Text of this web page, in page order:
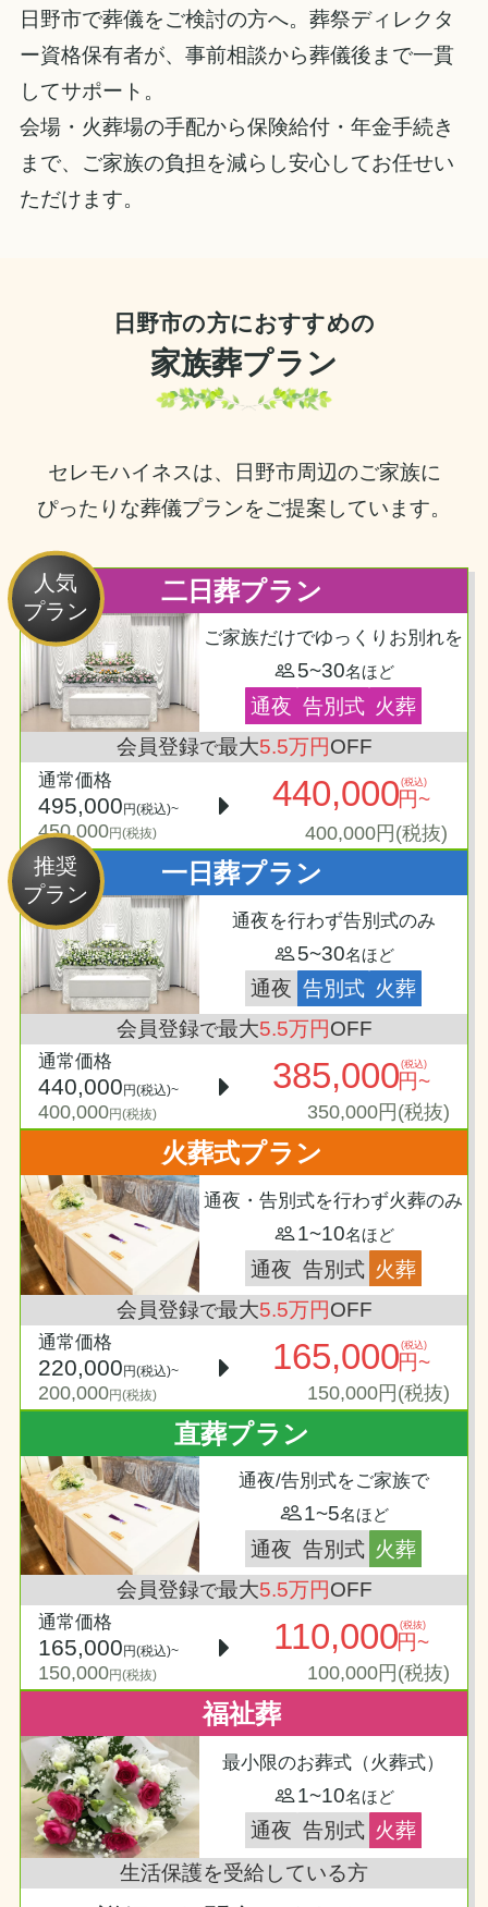
日野市で葬儀をご検討の方へ。葬祭ディレクタ
ー資格保有者が、事前相談から葬儀後まで一貫
してサポート。
会場・火葬場の手配から保険給付・年金手続き
まで、ご家族の負担を減らし安心してお任せい
ただけます。
日野市の方におすすめの
家族葬プラン
セレモハイネスは、日野市周辺のご家族に
ぴったりな葬儀プランをご提案しています。
人気
プラン
二日葬プラン
ご家族だけでゆっくりお別れを
5~30名ほど
通夜 告別式 火葬
会員登録で最大5.5万円OFF
通常価格
495,000 円(税込)~
450,000円(税抜)
440,000 (税込)
円~
400,000円(税抜)
推奨
プラン
一日葬プラン
通夜を行わず告別式のみ
5~30名ほど
通夜 告別式 火葬
会員登録で最大5.5万円OFF
通常価格
440,000 円(税込)~
400,000円(税抜)
385,000 (税込)
円~
350,000円(税抜)
火葬式プラン
通夜・告別式を行わず火葬のみ
1~10名ほど
通夜 告別式 火葬
会員登録で最大5.5万円OFF
通常価格
220,000円(税込)~
200,000円(税抜)
165,000 (税込)
円~
150,000円(税抜)
直葬プラン
通夜/告別式をご家族で
1~5名ほど
通夜 告別式 火葬
会員登録で最大5.5万円OFF
通常価格
165,000 円(税込)~
150,000円(税抜)
110,000 (税抜)
円~
100,000円(税抜)
福祉葬
最小限のお葬式（火葬式）
1~10名ほど
通夜 告別式 火葬
生活保護を受給している方